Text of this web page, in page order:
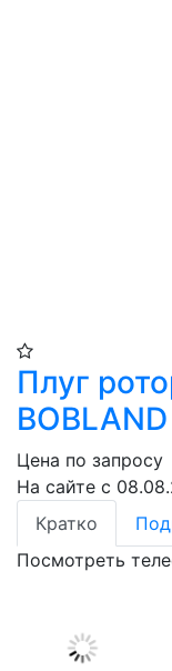
Плуг
BOBLAND
Цена по запросу
На сайте с
Кратко
Посмотреть